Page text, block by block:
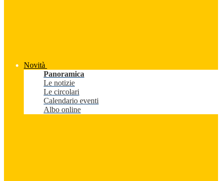
Novità
Panoramica
Le notizie
Le circolari
Calendario eventi
Albo online